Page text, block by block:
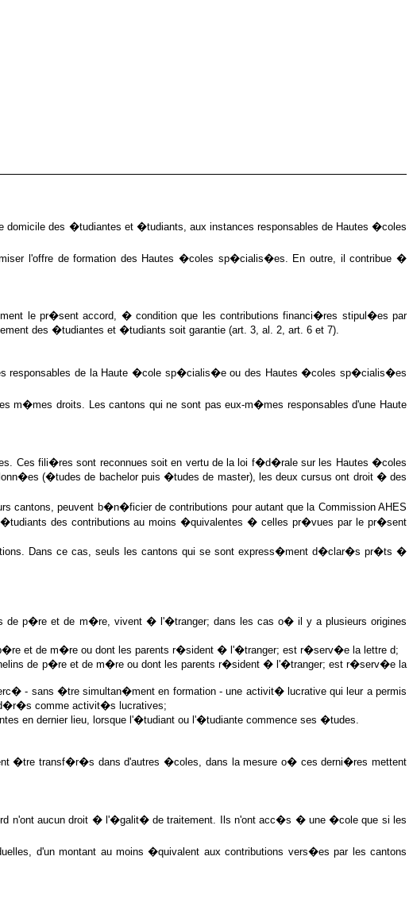
des �tudiantes et �tudiants, aux instances responsables de Hautes �coles
l'offre de formation des Hautes �coles sp�cialis�es. En outre, il contribue �
le pr�sent accord, � condition que les contributions financi�res stipul�es par
des �tudiantes et �tudiants soit garantie (art. 3, al. 2, art. 6 et 7).
responsables de la Haute �cole sp�cialis�e ou des Hautes �coles sp�cialis�es
droits. Les cantons qui ne sont pas eux-m�mes responsables d'une Haute
Ces fili�res sont reconnues soit en vertu de la loi f�d�rale sur les Hautes �coles
(�tudes de bachelor puis �tudes de master), les deux cursus ont droit � des
peuvent b�n�ficier de contributions pour autant que la Commission AHES
des contributions au moins �quivalentes � celles pr�vues par le pr�sent
Dans ce cas, seuls les cantons qui se sont express�ment d�clar�s pr�ts �
de p�re et de m�re, vivent � l'�tranger; dans les cas o� il y a plusieurs origines
et de m�re ou dont les parents r�sident � l'�tranger; est r�serv�e la lettre d;
de p�re et de m�re ou dont les parents r�sident � l'�tranger; est r�serv�e la
- sans �tre simultan�ment en formation - une activit� lucrative qui leur a permis
comme activit�s lucratives;
en dernier lieu, lorsque l'�tudiant ou l'�tudiante commence ses �tudes.
�tre transf�r�s dans d'autres �coles, dans la mesure o� ces derni�res mettent
n'ont aucun droit � l'�galit� de traitement. Ils n'ont acc�s � une �cole que si les
d'un montant au moins �quivalent aux contributions vers�es par les cantons